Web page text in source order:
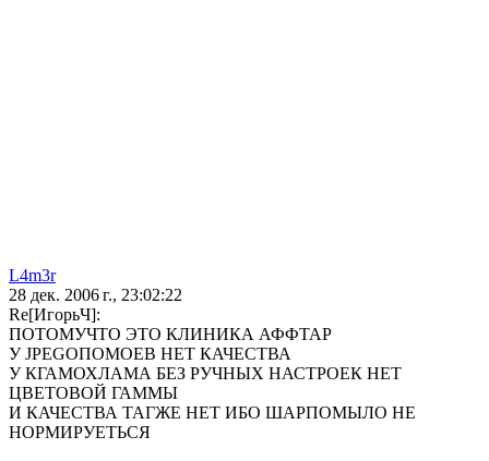
L4m3r
28 дек. 2006 г., 23:02:22
Re[ИгорьЧ]:
ПОТОМУЧТО ЭТО КЛИНИКА АФФТАР
У JPEGОПОМОЕВ НЕТ КАЧЕСТВА
У КГАМОХЛАМА БЕЗ РУЧНЫХ НАСТРОЕК НЕТ
ЦВЕТОВОЙ ГАММЫ
И КАЧЕСТВА ТАГЖЕ НЕТ ИБО ШАРПОМЫЛО НЕ
НОРМИРУЕТЬСЯ